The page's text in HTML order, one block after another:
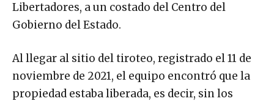
Libertadores, a un costado del Centro del
Gobierno del Estado.
Al llegar al sitio del tiroteo, registrado el 11 de
noviembre de 2021, el equipo encontró que la
propiedad estaba liberada, es decir, sin los